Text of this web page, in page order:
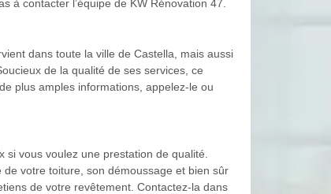
à contacter l’équipe de KW Rénovation 47.
dans toute la ville de Castella, mais aussi
de la qualité de ses services, ce
plus amples informations, appelez-le ou
si vous voulez une prestation de qualité.
votre toiture, son démoussage et bien sûr
de votre revêtement. Contactez-la dans